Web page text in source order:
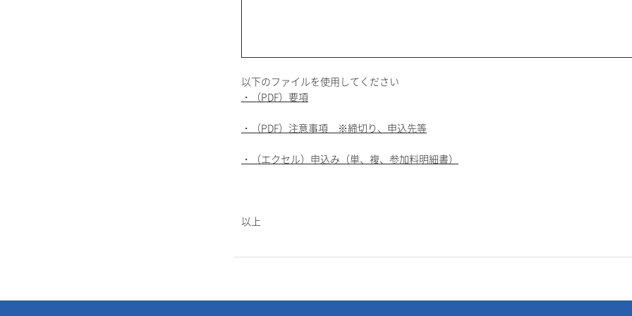
以下のファイルを使用してください
・（PDF）要項
・（PDF）注意事項 ※締切り、申込先等
・（エクセル）申込み（単、複、参加料明細書）
以上